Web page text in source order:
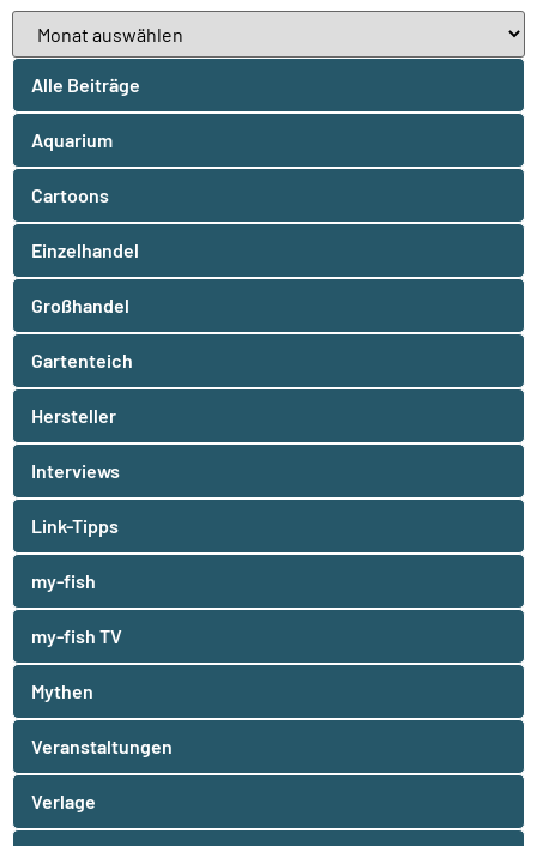
Alle Beiträge
Aquarium
Cartoons
Einzelhandel
Großhandel
Gartenteich
Hersteller
Interviews
Link-Tipps
my-fish
my-fish TV
Mythen
Veranstaltungen
Verlage